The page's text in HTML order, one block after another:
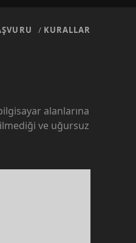
KURALLAR
alanlarına
ve uğursuz